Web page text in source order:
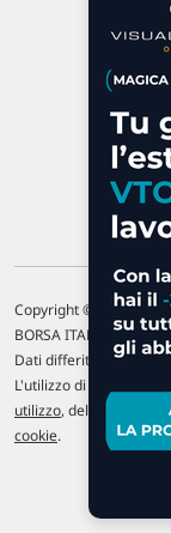
Copyright © 1996-2026
BORSA ITALIANA
Dati differiti di 15 min.
L'utilizzo di questo sito
utilizzo, del Disclaimer
cookie.